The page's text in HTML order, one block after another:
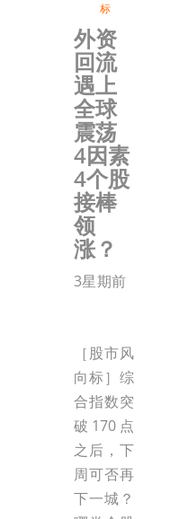
标
外资
回流
遇上
全球
震荡
4因素
4个股
接棒
领
涨？
3星期前
［股市风
向标］综
合指数突
破170点
之后，下
周可否再
下一城？